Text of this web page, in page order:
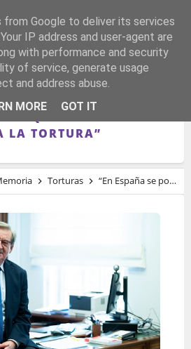
JUZGAR LOS
LA LEY DEL
TORTURA”
Torturas “En España se podrán juzgar los crímenes del franquismo. La Ley del 77 no amnistía la tortura”
from Google to deliver its services
IP address and user-agent are
with performance and security
of service, generate usage
and address abuse.
MORE
GOT IT